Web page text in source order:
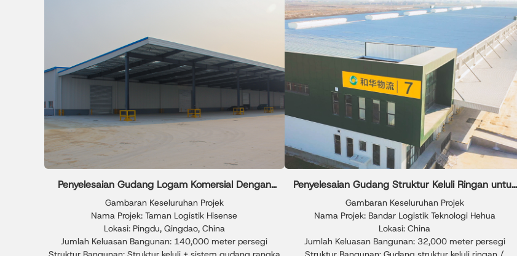
Penyelesaian Gudang Logam Komersial Dengan
Reka Bentuk Gudang Logam Lembaran
Gambaran Keseluruhan Projek
Nama Projek: Taman Logistik Hisense
Lokasi: Pingdu, Qingdao, China
Jumlah Keluasan Bangunan: 140,000 meter persegi
Penyelesaian Gudang Struktur Keluli Ringan untuk
Penyimpanan Godown Perindustrian
Gambaran Keseluruhan Projek
Nama Projek: Bandar Logistik Teknologi Hehua
Lokasi: China
Jumlah Keluasan Bangunan: 32,000 meter persegi